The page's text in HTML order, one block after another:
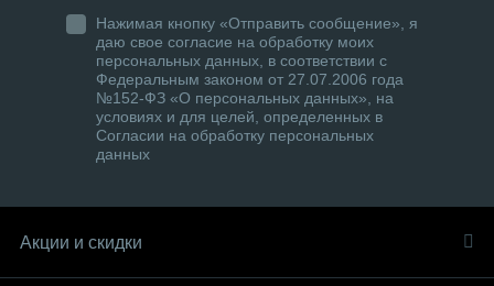
Нажимая кнопку «Отправить сообщение», я
даю свое согласие на обработку моих
персональных данных, в соответствии с
Федеральным законом от 27.07.2006 года
№152-ФЗ «О персональных данных», на
условиях и для целей, определенных в
Согласии на обработку персональных
данных
Акции и скидки